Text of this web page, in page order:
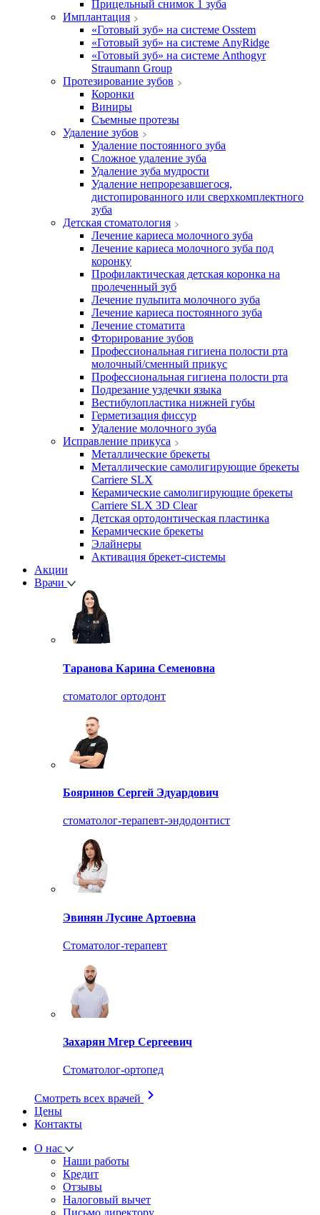
Прицельный снимок 1 зуба
Имплантация
«Готовый зуб» на системе Osstem
«Готовый зуб» на системе AnyRidge
«Готовый зуб» на системе Anthogyr
Straumann Group
Протезирование зубов
Коронки
Виниры
Съемные протезы
Удаление зубов
Удаление постоянного зуба
Сложное удаление зуба
Удаление зуба мудрости
Удаление непрорезавшегося,
дистопированного или сверхкомплектного
зуба
Детская стоматология
Лечение кариеса молочного зуба
Лечение кариеса молочного зуба под
коронку
Профилактическая детская коронка на
пролеченный зуб
Лечение пульпита молочного зуба
Лечение кариеса постоянного зуба
Лечение стоматита
Фторирование зубов
Профессиональная гигиена полости рта
молочный/сменный прикус
Профессиональная гигиена полости рта
Подрезание уздечки языка
Вестибулопластика нижней губы
Герметизация фиссур
Удаление молочного зуба
Исправление прикуса
Металлические брекеты
Металлические самолигирующие брекеты
Carriere SLX
Керамические самолигирующие брекеты
Carriere SLX 3D Clear
Детская ортодонтическая пластинка
Керамические брекеты
Элайнеры
Активация брекет-системы
Акции
Врачи
Таранова Карина Семеновна
стоматолог ортодонт
Бояринов Сергей Эдуардович
стоматолог-терапевт-эндодонтист
Эвинян Лусине Артоевна
Стоматолог-терапевт
Захарян Мгер Сергеевич
Стоматолог-ортопед
Смотреть всех врачей
Цены
Контакты
О нас
Наши работы
Кредит
Отзывы
Налоговый вычет